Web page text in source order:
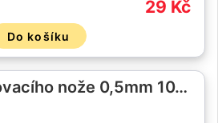
29 Kč
Do košíku
nože 0,5mm 10…